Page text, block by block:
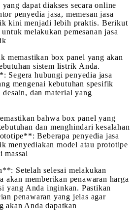
dapat diakses secara online
penyedia jasa, memesan jasa
kini menjadi lebih praktis. Berikut
melakukan pemesanan jasa
memastikan box panel yang akan
sistem listrik Anda.
Segera hubungi penyedia jasa
mengenai kebutuhan spesifik
dan material yang
bahwa box panel yang
dan menghindari kesalahan
Beberapa penyedia jasa
menyediakan model atau prototipe
massal
Setelah selesai melakukan
akan memberikan penawaran harga
yang Anda inginkan. Pastikan
penawaran yang jelas agar
akan Anda dapatkan